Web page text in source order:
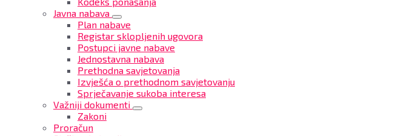
Javna nabava
Plan nabave
Registar sklopljenih ugovora
Postupci javne nabave
Jednostavna nabava
Prethodna savjetovanja
Izvješća o prethodnom savjetovanju
Sprječavanje sukoba interesa
Važniji dokumenti
Zakoni
Proračun